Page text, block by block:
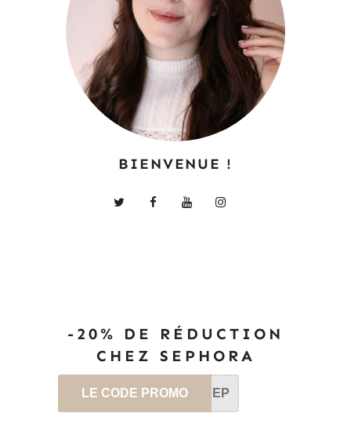
BIENVENUE !
-20% DE RÉDUCTION
CHEZ SEPHORA
LE CODE PROMO SEP